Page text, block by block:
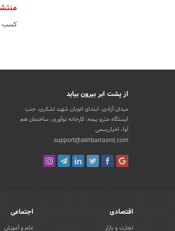
کسب
از پشت ابر بیرون بیاید
میدان آزادی، ابتدای اتوبان شهید لشکری، جنب
ایستگاه مترو بیمه، کارخانه نوآوری، ساختمان هم
آوا، اخباررسمی
support@akhbarrasmi.com
اقتصادی
تجارت و بازار
اجتماعی
علم و آموزش